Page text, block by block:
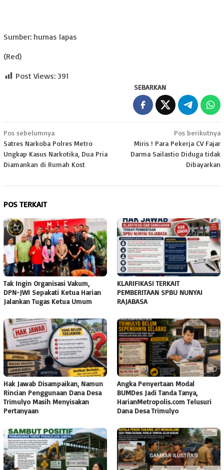
Sumber: humas lapas
(Red)
Post Views: 391
SEBARKAN
Navigasi
pos
Pos sebelumnya
Satres Narkoba Polres Metro
Ungkap Kasus Narkotika, Dua Pria
Diamankan di Rumah Kost
Pos berikutnya
Miris ! Para Pekerja CV Fajar
Darma Sailastio Diduga tidak
Dibayarkan
POS TERKAIT
Tak Ingin Organisasi Vakum,
DPN-JWI Sepakati Ketua Harian
Jalankan Tugas Ketua Umum
KLARIFIKASI TERKAIT
PEMBERITAAN SPBU NUNYAI
RAJABASA
Hak Jawab Disampaikan, Namun
Rincian Penggunaan Dana Desa
Trimulyo Masih Menyisakan
Pertanyaan
Angka Penyertaan Modal
BUMDes Jadi Tanda Tanya,
HarianMetropolis.com Telusuri
Dana Desa Trimulyo